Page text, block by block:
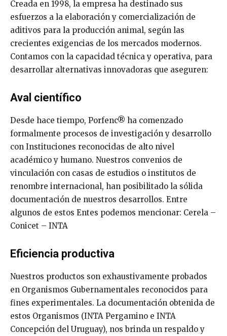
Creada en 1998, la empresa ha destinado sus
esfuerzos a la elaboración y comercialización de
aditivos para la producción animal, según las
crecientes exigencias de los mercados modernos.
Contamos con la capacidad técnica y operativa, para
desarrollar alternativas innovadoras que aseguren:
Aval científico
Desde hace tiempo, Porfenc® ha comenzado
formalmente procesos de investigación y desarrollo
con Instituciones reconocidas de alto nivel
académico y humano. Nuestros convenios de
vinculación con casas de estudios o institutos de
renombre internacional, han posibilitado la sólida
documentación de nuestros desarrollos. Entre
algunos de estos Entes podemos mencionar: Cerela –
Conicet – INTA
Eficiencia productiva
Nuestros productos son exhaustivamente probados
en Organismos Gubernamentales reconocidos para
fines experimentales. La documentación obtenida de
estos Organismos (INTA Pergamino e INTA
Concepción del Uruguay), nos brinda un respaldo y